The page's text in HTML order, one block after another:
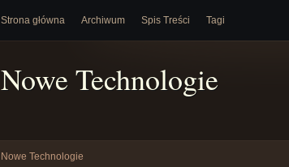
Strona główna Archiwum Spis Treści Tagi
Nowe Technologie
Nowe Technologie